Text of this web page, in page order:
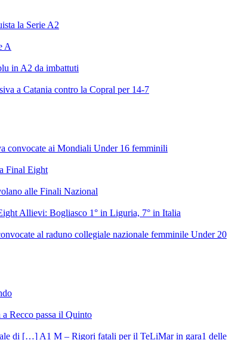
la Serie A2
A
in A2 da imbattuti
a Catania contro la Copral per 14-7
convocate ai Mondiali Under 16 femminili
Final Eight
alle Finali Nazional
Allievi: Bogliasco 1° in Liguria, 7° in Italia
al raduno collegiale nazionale femminile Under 20
Recco passa il Quinto
A1 M – Rigori fatali per il TeLiMar in gara1 delle